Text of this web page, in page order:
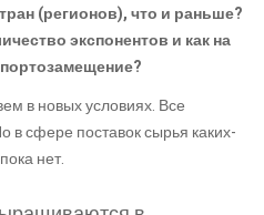
(регионов), что и раньше?
экспонентов и как на
в новых условиях. Все
в сфере поставок сырья каких-
нет.